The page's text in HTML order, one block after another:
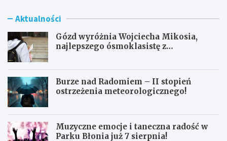
Aktualności
Gózd wyróżnia Wojciecha Mikosia,
najlepszego ósmoklasistę z
Burze nad Radomiem – II stopień
ostrzeżenia meteorologicznego!
Muzyczne emocje i taneczna radość w
Parku Błonia już 7 sierpnia!